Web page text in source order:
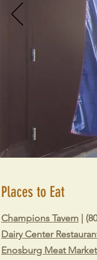
Places to Eat
Champions Tavern |
Dairy Center
Enosburg Meat Market